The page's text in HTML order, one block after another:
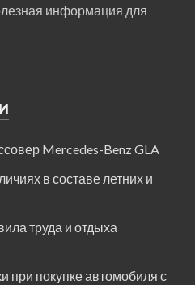
информация для
Mercedes-Benz GLA
в составе летних и
труда и отдыха
при покупке автомобиля с